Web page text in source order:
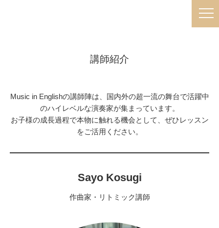
講師紹介
Music in Englishの講師陣は、国内外の超一流の舞台で活躍中
のハイレベルな演奏家が集まっています。
お子様の成長過程で本物に触れる機会として、ぜひレッスン
をご活用ください。
Sayo Kosugi
作曲家・リトミック講師